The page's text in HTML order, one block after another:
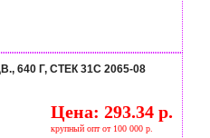
640 Г, СТЕК 31С 2065-08
Цена: 293.34 р.
крупный опт от 100 000 р.